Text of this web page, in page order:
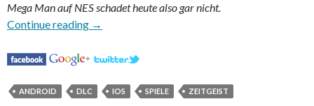
Mega Man auf NES schadet heute also gar nicht.
Continue reading Weitere digital vertriebene Spiele
→
ANDROID DLC IOS SPIELE ZEITGEIST